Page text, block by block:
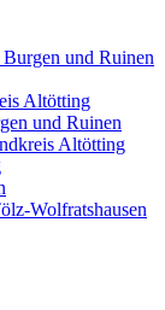
und Ruinen
Altötting
und Ruinen
Altötting
Wolfratshausen